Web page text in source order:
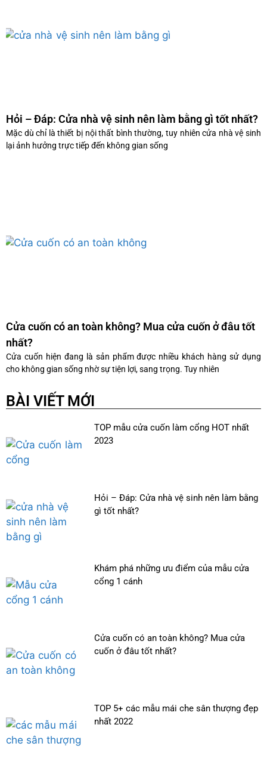
Hỏi – Đáp: Cửa nhà vệ sinh nên làm bằng gì tốt nhất?
Mặc dù chỉ là thiết bị nội thất bình thường, tuy nhiên cửa nhà vệ sinh
lại ảnh hưởng trực tiếp đến không gian sống
Cửa cuốn có an toàn không? Mua cửa cuốn ở đâu tốt
nhất?
Cửa cuốn hiện đang là sản phẩm được nhiều khách hàng sử dụng
cho không gian sống nhờ sự tiện lợi, sang trọng. Tuy nhiên
BÀI VIẾT MỚI
TOP mẫu cửa cuốn làm cổng HOT nhất
2023
Hỏi – Đáp: Cửa nhà vệ sinh nên làm bằng
gì tốt nhất?
Khám phá những ưu điểm của mẫu cửa
cổng 1 cánh
Cửa cuốn có an toàn không? Mua cửa
cuốn ở đâu tốt nhất?
TOP 5+ các mẫu mái che sân thượng đẹp
nhất 2022